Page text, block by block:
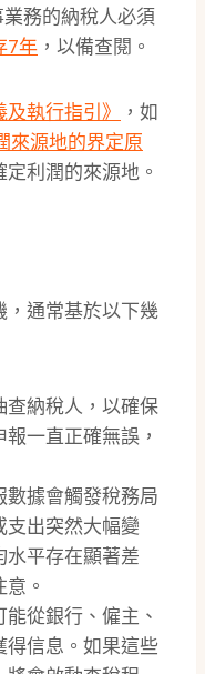
務的納稅人必須
7年 ，以備查閱。
及執行指引》
，如
來源地的界定原
利潤的來源地。
，通常基於以下幾
查納稅人，以確保
一直正確無誤，
數據會觸發稅務局
支出突然大幅變
水平存在顯著差
。
從銀行、僱主、
得信息。如果這些